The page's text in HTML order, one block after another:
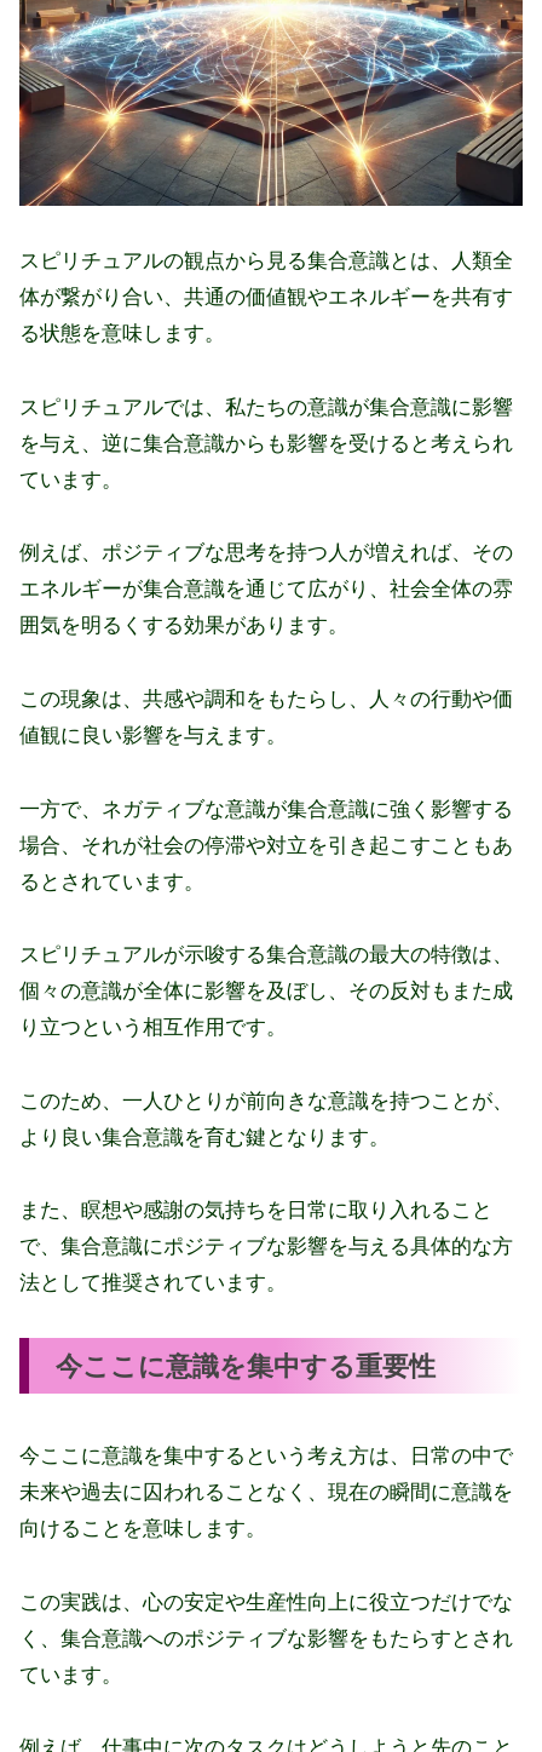
スピリチュアルの観点から見る集合意識とは、人類全
体が繋がり合い、共通の価値観やエネルギーを共有す
る状態を意味します。
スピリチュアルでは、私たちの意識が集合意識に影響
を与え、逆に集合意識からも影響を受けると考えられ
ています。
例えば、ポジティブな思考を持つ人が増えれば、その
エネルギーが集合意識を通じて広がり、社会全体の雰
囲気を明るくする効果があります。
この現象は、共感や調和をもたらし、人々の行動や価
値観に良い影響を与えます。
一方で、ネガティブな意識が集合意識に強く影響する
場合、それが社会の停滞や対立を引き起こすこともあ
るとされています。
スピリチュアルが示唆する集合意識の最大の特徴は、
個々の意識が全体に影響を及ぼし、その反対もまた成
り立つという相互作用です。
このため、一人ひとりが前向きな意識を持つことが、
より良い集合意識を育む鍵となります。
また、瞑想や感謝の気持ちを日常に取り入れること
で、集合意識にポジティブな影響を与える具体的な方
法として推奨されています。
今ここに意識を集中する重要性
今ここに意識を集中するという考え方は、日常の中で
未来や過去に囚われることなく、現在の瞬間に意識を
向けることを意味します。
この実践は、心の安定や生産性向上に役立つだけでな
く、集合意識へのポジティブな影響をもたらすとされ
ています。